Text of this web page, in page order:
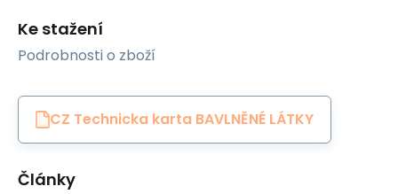
Ke stažení
Podrobnosti o zboží
CZ Technicka karta BAVLNĚNÉ LÁTKY
Články